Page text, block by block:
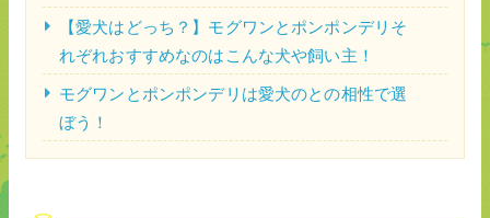
【愛犬はどっち？】モグワンとポンポンデリそ
れぞれおすすめなのはこんな犬や飼い主！
モグワンとポンポンデリは愛犬のとの相性で選
ぼう！